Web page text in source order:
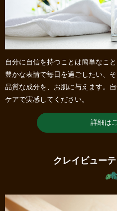
自分に自信を持つことは簡単なこ
豊かな表情で毎日を過ごしたい、
品質な成分を、お肌に与えます。
ケアで実感してください。
詳細は
クレイビュー